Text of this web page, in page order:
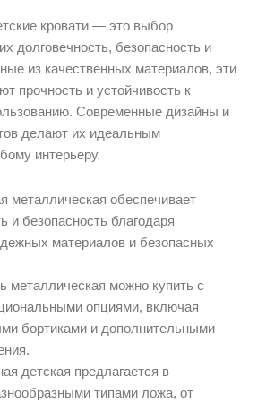
кровати — это выбор
долговечность, безопасность и
из качественных материалов, эти
прочность и устойчивость к
Современные дизайны и
делают их идеальным
интерьеру.
металлическая обеспечивает
и безопасность благодаря
материалов и безопасных
металлическая можно купить с
опциями, включая
бортиками и дополнительными
детская предлагается в
типами ложа, от